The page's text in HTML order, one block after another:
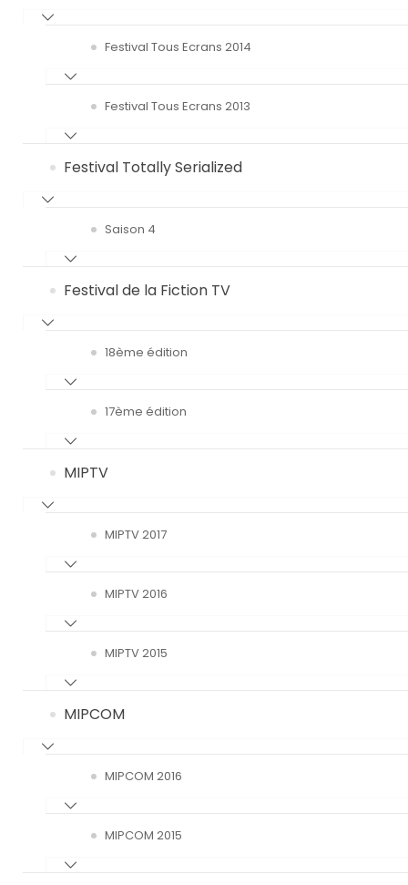
Festival Tous Ecrans 2014
Festival Tous Ecrans 2013
Festival Totally Serialized
Saison 4
Festival de la Fiction TV
18ème édition
17ème édition
MIPTV
MIPTV 2017
MIPTV 2016
MIPTV 2015
MIPCOM
MIPCOM 2016
MIPCOM 2015